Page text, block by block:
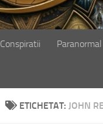
Conspiratii Paranormal
ETICHETAT: JOHN